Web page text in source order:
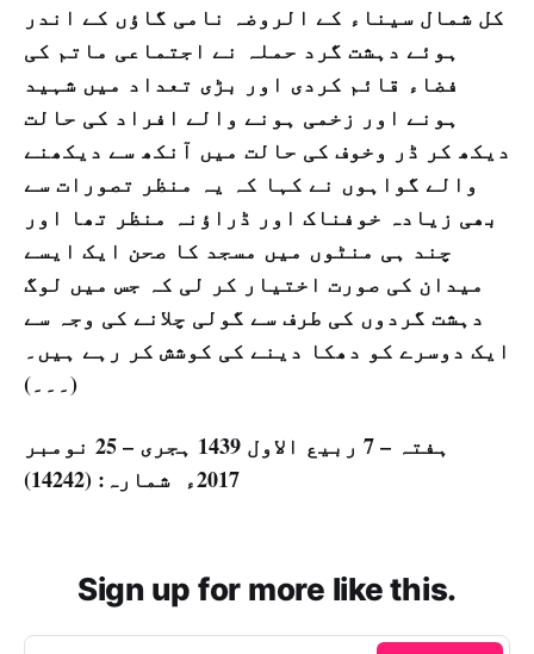
کل شمال سیناء کے الروضہ نامی گاؤں کے اندر
ہوئے دہشت گرد حملہ نے اجتماعی ماتم کی
فضاء قائم کردی اور بڑی تعداد میں شہید
ہونے اور زخمی ہونے والے افراد کی حالت
دیکھ کر ڈر وخوف کی حالت میں آنکھ سے دیکھنے
والے گواہوں نے کہا کہ یہ منظر تصورات سے
بھی زیادہ خوفناک اور ڈراؤنہ منظر تھا اور
چند ہی منٹوں میں مسجد کا صحن ایک ایسے
میدان کی صورت اختیار کر لی کہ جس میں لوگ
دہشت گردوں کی طرف سے گولی چلانے کی وجہ سے
ایک دوسرے کو دھکا دینے کی کوشش کر رہے ہیں۔
(۔۔۔)
ہفتہ – 7 ربيع الاول 1439 ہجری – 25 نومبر
2017ء شمارہ: (14242)
Sign up for more like this.